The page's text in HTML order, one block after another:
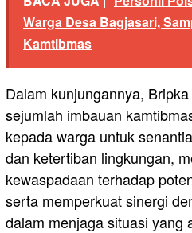
Warga Desa Bagjasari,
Kamtibmas
Dalam kunjungannya,
sejumlah imbauan
kepada warga untuk
dan ketertiban lingkungan,
kewaspadaan terhadap
serta memperkuat sinergi
dalam menjaga situasi yang